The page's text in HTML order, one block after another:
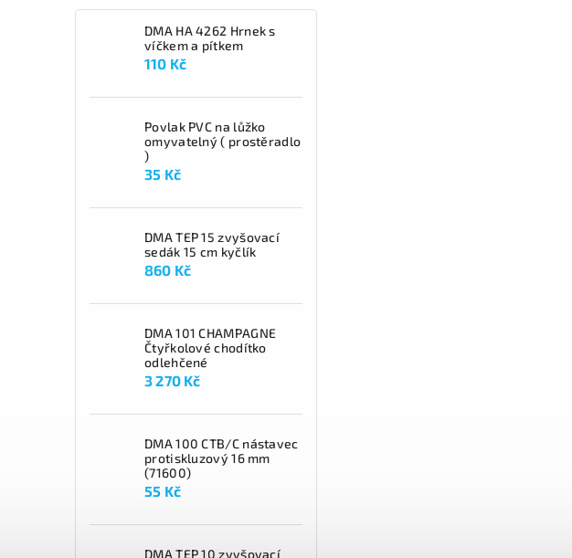
DMA HA 4262 Hrnek s
víčkem a pítkem
110 Kč
Povlak PVC na lůžko
omyvatelný ( prostěradlo
)
35 Kč
DMA TEP 15 zvyšovací
sedák 15 cm kyčlík
860 Kč
DMA 101 CHAMPAGNE
Čtyřkolové chodítko
odlehčené
3 270 Kč
DMA 100 CTB/C nástavec
protiskluzový 16 mm
(71600)
55 Kč
DMA TEP 10 zvyšovací